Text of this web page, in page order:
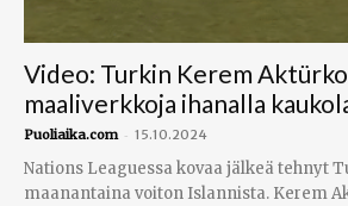
Video: Turkin Kerem
maaliverkkoja ihanalla
Puoliaika.com - 15.10.2024
Nations Leaguessa kovaa jälkeä tehnyt
maanantaina voiton Islannista. Kerem